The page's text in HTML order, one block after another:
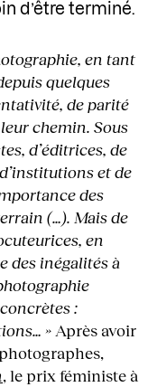
d’être terminé.
en tant
quelques
de parité
chemin. Sous
d’éditrices, de
et de
des
(…). Mais de
en
des inégalités à
:
» Après avoir
, le prix féministe à